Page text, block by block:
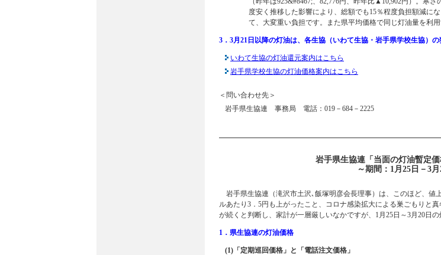
度安く推移した影響により、総額でも15％程度負担額減に
て、大変重い負担です。また県平均価格で同じ灯油量を利
3．3月21日以降の灯油は、各生協（いわて生協・岩手県学校生協）の
いわて生協の灯油還元案内はこちら
岩手県学校生協の灯油価格案内はこちら
＜問い合わせ先＞
岩手県生協連 事務局 電話：019－684－2225
岩手県生協連「当面の灯油暫定
～期間：1月25日－3
岩手県生協連（滝沢市土沢､飯塚明彦会長理事）は、このほど、値
ルあたり3．5円も上がったこと、コロナ感染拡大による巣ごもりと
が続くと判断し、家計が一層厳しいなかですが、1月25日～3月20日
1．県生協連の灯油価格
(1)「定期巡回価格」と「電話注文価格」